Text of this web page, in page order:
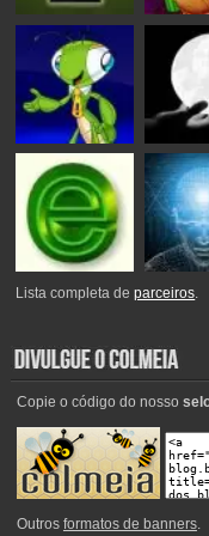
Lista completa deparceiros.
Copie o código do nosso
Outros formatos de banners.